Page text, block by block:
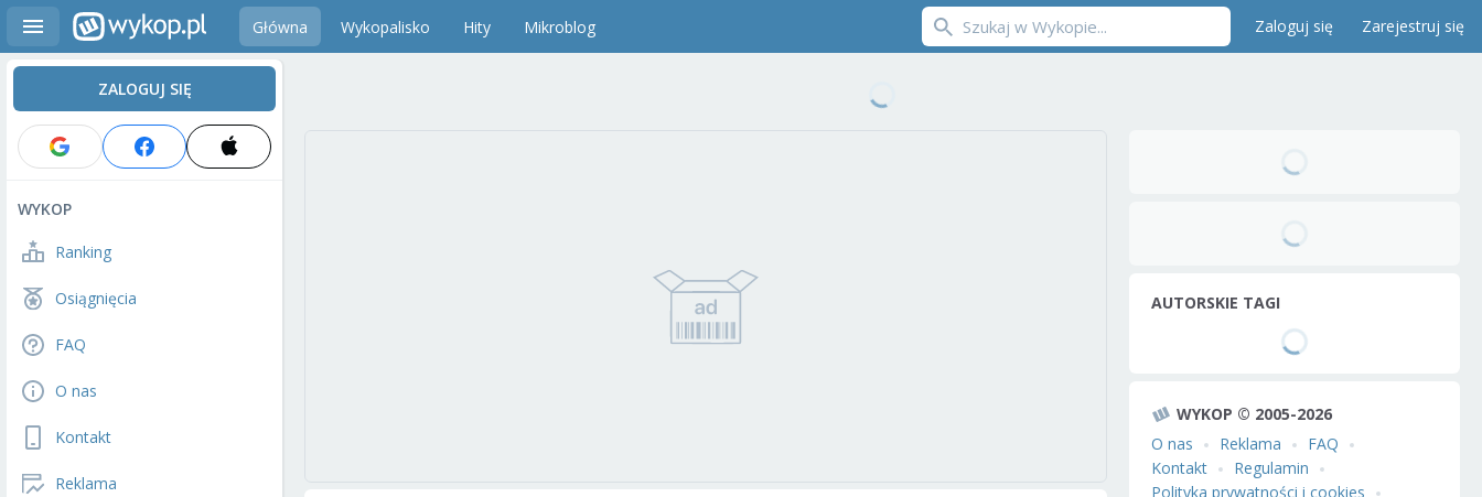
Główna Wykopalisko Hity Mikroblog Zaloguj się Zarejestruj się
ZALOGUJ SIĘ
WYKOP
Ranking
Osiągnięcia
FAQ
O nas
Kontakt
Reklama
AUTORSKIE TAGI
WYKOP © 2005-2026
O nas
Reklama
FAQ
Kontakt
Regulamin
Polityka prywatności i cookies